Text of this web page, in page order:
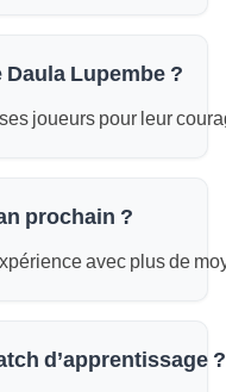
Lupembe ?
joueurs pour leur
prochain ?
avec plus de
d’apprentissage ?